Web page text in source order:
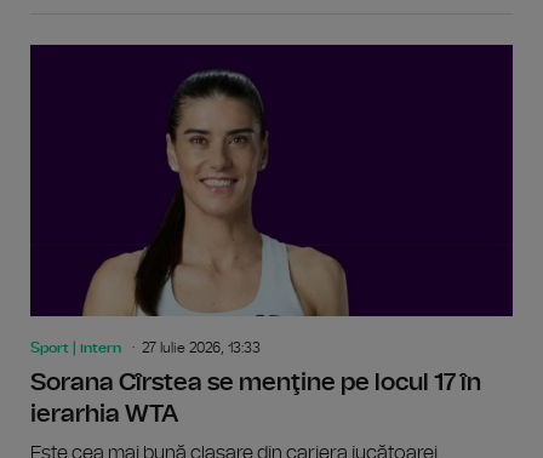
Sport | intern 27 Iulie 2026, 13:33
Sorana Cîrstea se menţine pe locul 17 în
ierarhia WTA
Este cea mai bună clasare din cariera jucătoarei